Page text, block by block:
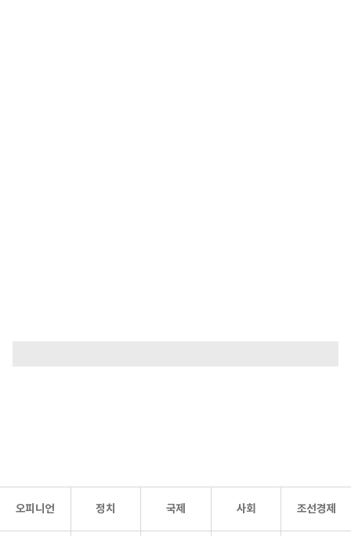
오피니언 정치 국제 사회 조선경제